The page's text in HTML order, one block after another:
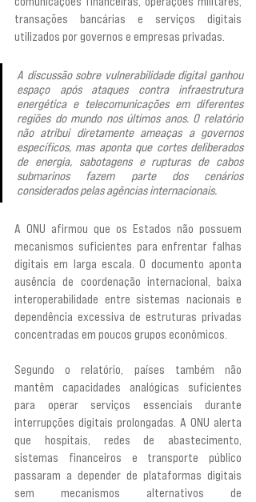
transações bancárias e serviços digitais
utilizados por governos e empresas privadas.
A discussão sobre vulnerabilidade digital ganhou
espaço após ataques contra infraestrutura
energética e telecomunicações em diferentes
regiões do mundo nos últimos anos. O relatório
não atribui diretamente ameaças a governos
específicos, mas aponta que cortes deliberados
de energia, sabotagens e rupturas de cabos
submarinos fazem parte dos cenários
considerados pelas agências internacionais.
A ONU afirmou que os Estados não possuem
mecanismos suficientes para enfrentar falhas
digitais em larga escala. O documento aponta
ausência de coordenação internacional, baixa
interoperabilidade entre sistemas nacionais e
dependência excessiva de estruturas privadas
concentradas em poucos grupos econômicos.
Segundo o relatório, países também não
mantêm capacidades analógicas suficientes
para operar serviços essenciais durante
interrupções digitais prolongadas. A ONU alerta
que hospitais, redes de abastecimento,
sistemas financeiros e transporte público
passaram a depender de plataformas digitais
sem mecanismos alternativos de